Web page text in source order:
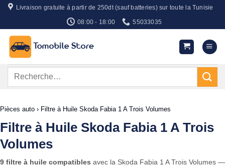
Passer
contenu
Livraison gratuite à partir de 250dt (sauf batteries) sur toute la Tunisie
08:00 - 18:00 55033035
Recherche
Pièces auto › Filtre à Huile Skoda Fabia 1 A Trois Volumes
Filtre à Huile Skoda Fabia 1 A Trois
Volumes
9 filtre à huile compatibles avec la Skoda Fabia 1 A Trois Volumes —